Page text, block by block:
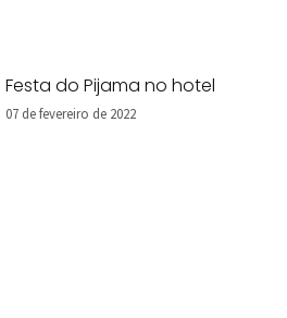
Festa do Pijama no hotel
07 de fevereiro de 2022